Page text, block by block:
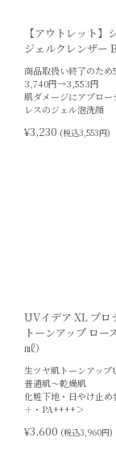
【アウトレット】
ジェルクレンザー
商品取扱い終了のため
3,740円→3,553円
肌ダメージにアプロー
レスのジェル泡洗顔
¥3,230 (税込3,553円)
UVイデア XL プロ
トーンアップ ロー
㎖）
生ツヤ肌トーンアップ
普通肌～乾燥肌
化粧下地・日やけ止め
＋・PA++++＞
¥3,600 (税込3,960円)